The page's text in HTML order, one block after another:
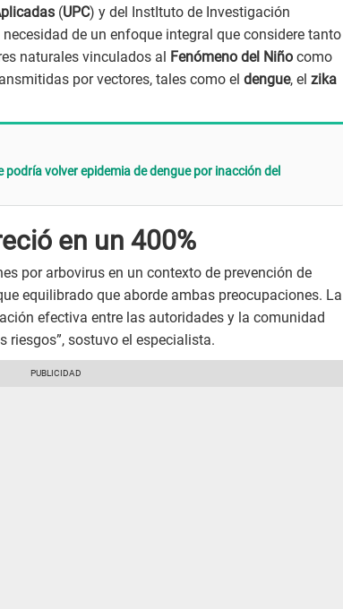
(UPC) y del InstItuto de Investigación
de un enfoque integral que considere tanto
naturales vinculados al
Fenómeno del Niño como
por vectores, tales como el dengue, el zika
podría volver epidemia de dengue por inacción del
en un 400%
por arbovirus en un contexto de prevención de
equilibrado que aborde ambas preocupaciones. La
efectiva entre las autoridades y la comunidad
sostuvo el especialista.